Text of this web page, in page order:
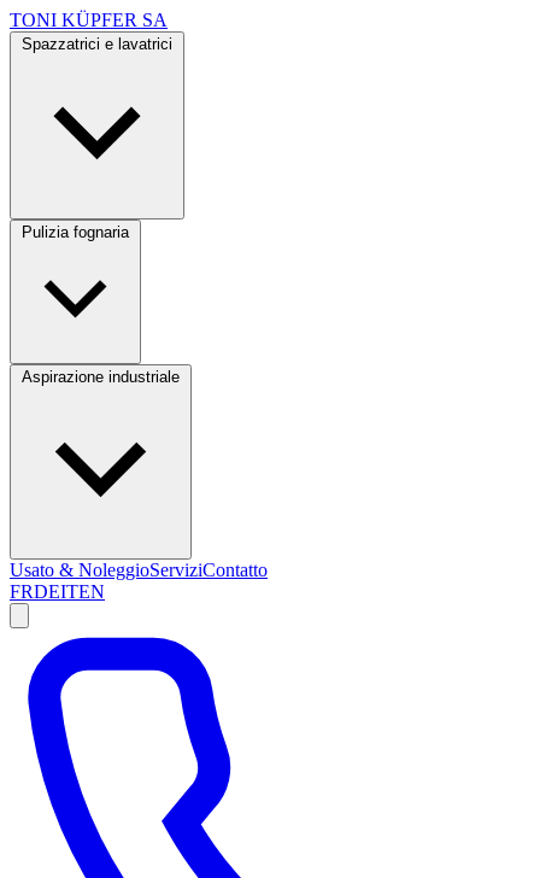
TONI KÜPFER SA
Pulizia fognaria
Usato & NoleggioServiziContatto
FRDEITEN